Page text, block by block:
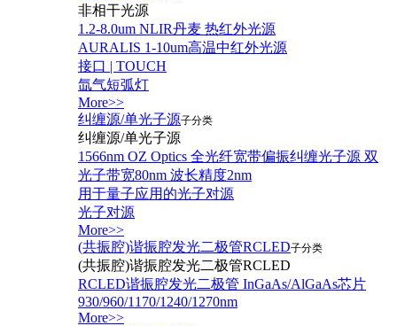
非相干光源
1.2-8.0um NLIR丹麦 热红外光源
AURALIS 1-10um高温中红外光源
接口 | TOUCH
氙气短弧灯
More>>
纠缠源/单光子源子分类
纠缠源/单光子源
1566nm OZ Optics 全光纤宽带偏振纠缠光子源 双
光子带宽80nm 波长精度2nm
用于量子应用的光子对源
光子对源
More>>
(共振腔)谐振腔发光二极管RCLED子分类
(共振腔)谐振腔发光二极管RCLED
RCLED谐振腔发光二极管 InGaAs/AlGaAs芯片
930/960/1170/1240/1270nm
More>>